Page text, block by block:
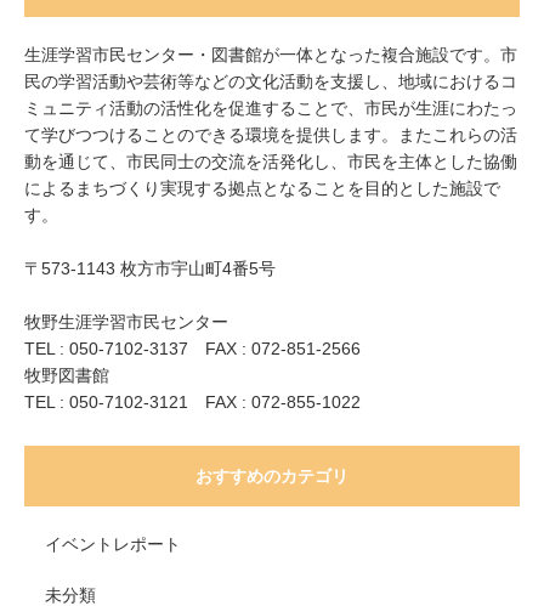
生涯学習市民センター・図書館が一体となった複合施設です。市
民の学習活動や芸術等などの文化活動を支援し、地域におけるコ
ミュニティ活動の活性化を促進することで、市民が生涯にわたっ
て学びつつけることのできる環境を提供します。またこれらの活
動を通じて、市民同士の交流を活発化し、市民を主体とした協働
によるまちづくり実現する拠点となることを目的とした施設で
す。
〒573-1143 枚方市宇山町4番5号
牧野生涯学習市民センター
TEL : 050-7102-3137 FAX : 072-851-2566
牧野図書館
TEL : 050-7102-3121 FAX : 072-855-1022
おすすめのカテゴリ
イベントレポート
未分類